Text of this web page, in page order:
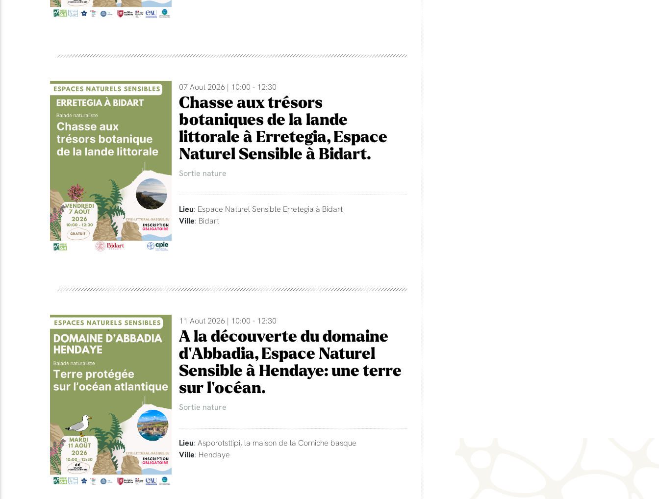
07 Aout 2026 | 10:00 - 12:30
Chasse aux trésors
botaniques de la lande
littorale à Erretegia, Espace
Naturel Sensible à Bidart.
Sortie nature
Lieu: Espace Naturel Sensible Erretegia à Bidart
Ville: Bidart
11 Aout 2026 | 10:00 - 12:30
A la découverte du domaine
d'Abbadia, Espace Naturel
Sensible à Hendaye: une terre
sur l'océan.
Sortie nature
Lieu: Asporotsttipi, la maison de la Corniche basque
Ville: Hendaye